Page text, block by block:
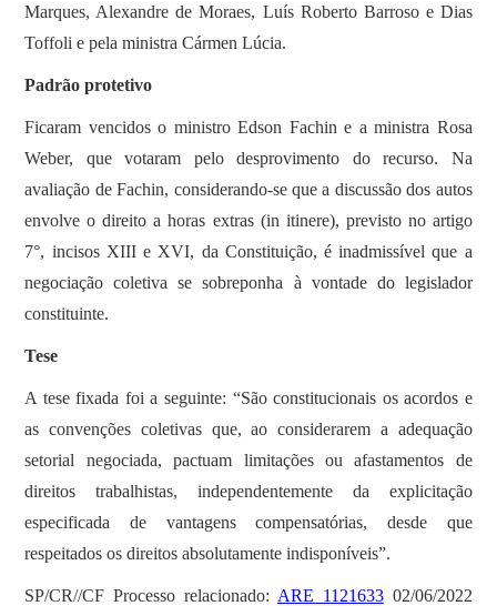
Marques, Alexandre de Moraes, Luís Roberto Barroso e Dias
Toffoli e pela ministra Cármen Lúcia.
Padrão protetivo
Ficaram vencidos o ministro Edson Fachin e a ministra Rosa
Weber, que votaram pelo desprovimento do recurso. Na
avaliação de Fachin, considerando-se que a discussão dos autos
envolve o direito a horas extras (in itinere), previsto no artigo
7°, incisos XIII e XVI, da Constituição, é inadmissível que a
negociação coletiva se sobreponha à vontade do legislador
constituinte.
Tese
A tese fixada foi a seguinte: “São constitucionais os acordos e
as convenções coletivas que, ao considerarem a adequação
setorial negociada, pactuam limitações ou afastamentos de
direitos trabalhistas, independentemente da explicitação
especificada de vantagens compensatórias, desde que
respeitados os direitos absolutamente indisponíveis”.
SP/CR//CF Processo relacionado: ARE 112163302/06/2022